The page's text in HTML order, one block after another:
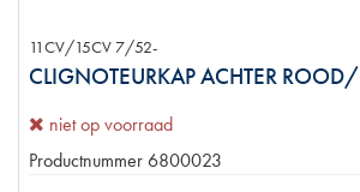
11CV/15CV 7/52-
CLIGNOTEURKAP ACHTER
niet op voorraad
Productnummer 6800023